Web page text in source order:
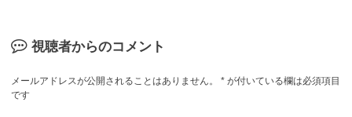
視聴者からのコメント
メールアドレスが公開されることはありません。 * が付いている欄は必須項目
です